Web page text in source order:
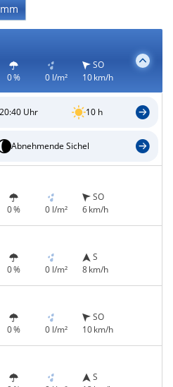
0 % 0 l/m²
SO
10 km/h
20:40 Uhr 10 h
Abnehmende Sichel
0 % 0 l/m²
SO
6 km/h
0 % 0 l/m²
S
8 km/h
0 % 0 l/m²
SO
10 km/h
S